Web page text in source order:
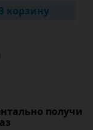
корзину
получи